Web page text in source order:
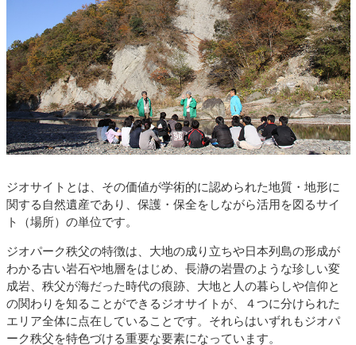
ジオサイトとは、その価値が学術的に認められた地質・地形に
関する自然遺産であり、保護・保全をしながら活用を図るサイ
ト（場所）の単位です。
ジオパーク秩父の特徴は、大地の成り立ちや日本列島の形成が
わかる古い岩石や地層をはじめ、長瀞の岩畳のような珍しい変
成岩、秩父が海だった時代の痕跡、大地と人の暮らしや信仰と
の関わりを知ることができるジオサイトが、４つに分けられた
エリア全体に点在していることです。それらはいずれもジオパ
ーク秩父を特色づける重要な要素になっています。